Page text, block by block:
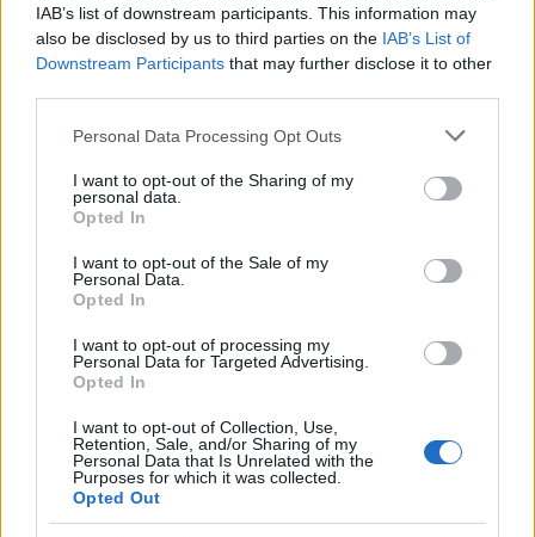
IAB’s list of downstream participants. This information may
also be disclosed by us to third parties on the IAB’s List of
Downstream Participants that may further disclose it to other
Please note that this website/app uses one or more Google
not limited to your visit or usage behaviour. You may click to
grant or deny consent to Google and its third-party tags to
use your data for below specified purposes in below Google
consent section.
Personal Data Processing Opt Outs
I want to opt-out of the Sharing of my
personal data.
Opted In
I want to opt-out of the Sale of my
Personal Data.
Opted In
I want to opt-out of processing my
Personal Data for Targeted Advertising.
Opted In
I want to opt-out of Collection, Use,
Retention, Sale, and/or Sharing of my
Personal Data that Is Unrelated with the
Purposes for which it was collected.
Opted Out
Θρίλερ στον Μυστρά: «Αγαπούσε παθολογικά τους
γονείς του», λέει ο δικηγόρος του 55χρονου
ΑΝΑΡΤΗΘΗΚΕ ΑΠΟΣΤΈΛΛΑ ΛΊΤΑΙΝΑ 6 ΑΥΓΟΎΣΤΟΥ 2026